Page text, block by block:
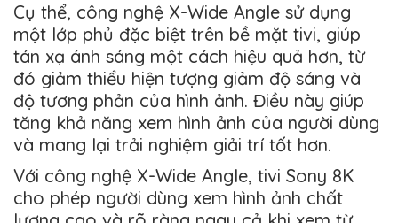
Cụ thể, công nghệ X-Wide Angle sử dụng
một lớp phủ đặc biệt trên bề mặt tivi, giúp
tán xạ ánh sáng một cách hiệu quả hơn, từ
đó giảm thiểu hiện tượng giảm độ sáng và
độ tương phản của hình ảnh. Điều này giúp
tăng khả năng xem hình ảnh của người dùng
và mang lại trải nghiệm giải trí tốt hơn.
Với công nghệ X-Wide Angle, tivi Sony 8K
cho phép người dùng xem hình ảnh chất